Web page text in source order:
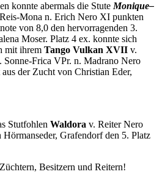
konnte abermals die StuteMonique–
Mona n. Erich Nero XI punkten
von 8,0 den hervorragenden 3.
Moser. Platz 4 ex. konnte sich
mit ihrem Tango Vulkan XVII v.
Frica VPr. n. Madrano Nero
der Zucht von Christian Eder,
Stutfohlen Waldora v. Reiter Nero
Grafendorf den 5. Platz
Besitzern und Reitern!